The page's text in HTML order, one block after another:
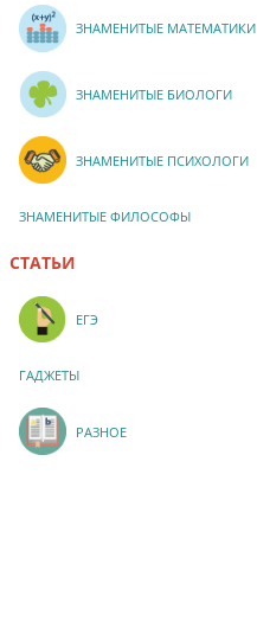
ЗНАМЕНИТЫЕ МАТЕМАТИКИ
ЗНАМЕНИТЫЕ БИОЛОГИ
ЗНАМЕНИТЫЕ ПСИХОЛОГИ
ЗНАМЕНИТЫЕ ФИЛОСОФЫ
СТАТЬИ
ЕГЭ
ГАДЖЕТЫ
РАЗНОЕ